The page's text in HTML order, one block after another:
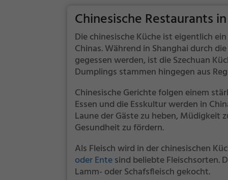
Chinesische Restaurants
Die chinesische Küche ist eigentlich
Chinas. Während in Shanghai durch
gegessen werden, ist die Szechuan
Dumplings stammen hingegen aus
Chinesische Gerichte folgen einem
Essen und die Esskultur werden in
Laune der Gäste zu heben, Müdigkeit
Gesundheit zu fördern.
Als Fleisch wird in der chinesischen
oder Entesind beliebte Fleischsorten.
Lamm- oder Schafsfleisch gekocht.